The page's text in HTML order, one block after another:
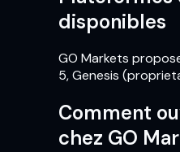
disponibles
GO Markets
5, Genesis
Comment
chez GO